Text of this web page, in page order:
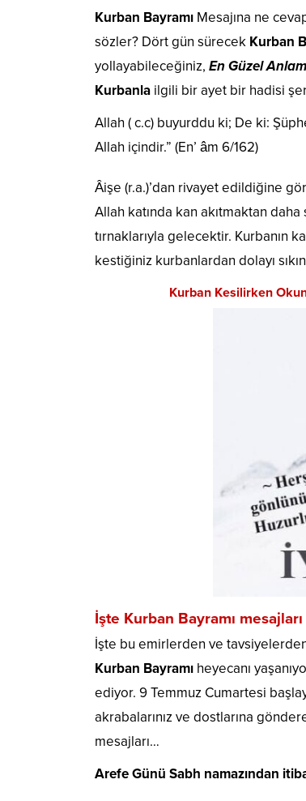
Kurban Bayramı Mesajına ne
sözler? Dört gün sürecek Kurban
yollayabileceğiniz, En Güzel
Kurbanla ilgili bir ayet bir hadisi
Allah ( c.c) buyurddu ki; De ki:
Allah içindir.” (En’ âm 6/162)
Âişe (r.a.)’dan rivayet edildiğine
Allah katında kan akıtmaktan
tırnaklarıyla gelecektir. Kurbanın
kestiğiniz kurbanlardan dolayı
Kurban Kesilirken Okunacak
İşte Kurban Bayramı mesajları
İşte bu emirlerden ve
Kurban Bayramı heyecanı
ediyor. 9 Temmuz Cumartesi
akrabalarınız ve dostlarına
mesajları…
Arefe Günü Sabh namazından